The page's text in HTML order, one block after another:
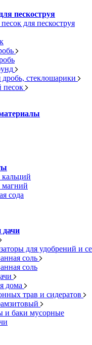
пескоструя
для пескоструя
дробь, стеклошарики
песок
сода
дачи
для удобрений и
соль
соль
дома
трав и сидератов
и баки мусорные